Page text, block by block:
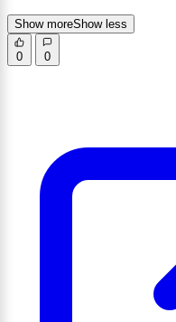
Show moreShow less
0 0